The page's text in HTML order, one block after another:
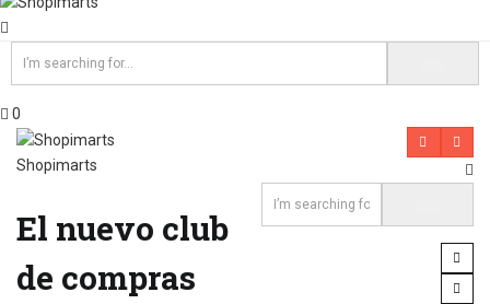
0
Shopimarts
El nuevo club
de compras